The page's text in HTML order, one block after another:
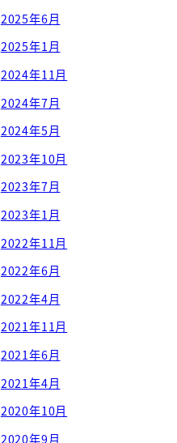
2025年6月
2025年1月
2024年11月
2024年7月
2024年5月
2023年10月
2023年7月
2023年1月
2022年11月
2022年6月
2022年4月
2021年11月
2021年6月
2021年4月
2020年10月
2020年9月